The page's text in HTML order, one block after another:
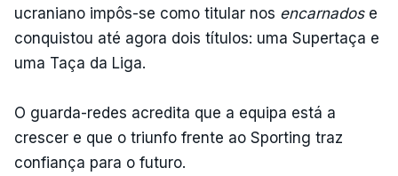
ucraniano impôs-se como titular nos encarnadose
conquistou até agora dois títulos: uma Supertaça e
uma Taça da Liga.
O guarda-redes acredita que a equipa está a
crescer e que o triunfo frente ao Sporting traz
confiança para o futuro.